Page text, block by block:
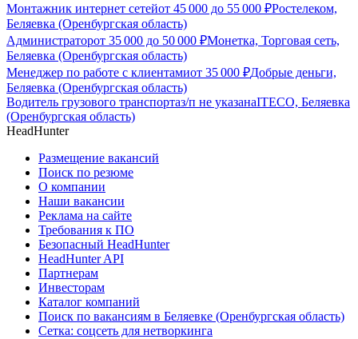
Монтажник интернет сетейот 45 000 до 55 000 ₽Ростелеком,
Беляевка (Оренбургская область)
Администраторот 35 000 до 50 000 ₽Монетка, Торговая сеть,
Беляевка (Оренбургская область)
Менеджер по работе с клиентамиот 35 000 ₽Добрые деньги,
Беляевка (Оренбургская область)
Водитель грузового транспортаз/п не указанаITECO, Беляевка
(Оренбургская область)
HeadHunter
Размещение вакансий
Поиск по резюме
О компании
Наши вакансии
Реклама на сайте
Требования к ПО
Безопасный HeadHunter
HeadHunter API
Партнерам
Инвесторам
Каталог компаний
Поиск по вакансиям в Беляевке (Оренбургская область)
Сетка: соцсеть для нетворкинга